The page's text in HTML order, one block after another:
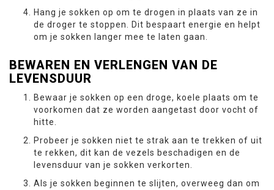
Hang je sokken op om te drogen in plaats van ze in
de droger te stoppen. Dit bespaart energie en helpt
om je sokken langer mee te laten gaan.
BEWAREN EN VERLENGEN VAN DE
LEVENSDUUR
Bewaar je sokken op een droge, koele plaats om te
voorkomen dat ze worden aangetast door vocht of
hitte.
Probeer je sokken niet te strak aan te trekken of uit
te rekken, dit kan de vezels beschadigen en de
levensduur van je sokken verkorten.
Als je sokken beginnen te slijten, overweeg dan om